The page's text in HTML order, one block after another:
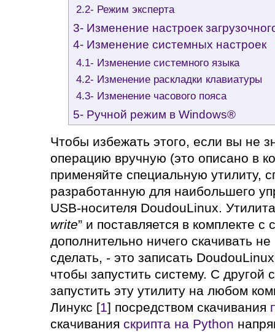
2.2- Режим эксперта
3- Изменение настроек
4- Изменение системных настроек
4.1- Изменение системного языка
4.2- Изменение раскладки клавиатуры
4.3- Изменение часового пояса
5- Ручной режим в Windows®
Чтобы избежать этого, если вы не
операцию вручную (это описано в
применяйте специальную утилиту,
разработанную для наибольшего
USB-носителя DoudouLinux.
write” и поставляется в комплекте с
дополнительно ничего скачивать
сделать, - это записать
чтобы запустить систему. С другой
запустить эту утилиту на любом
Линукс [1] посредством скачивания
скачивания скрипта на Python